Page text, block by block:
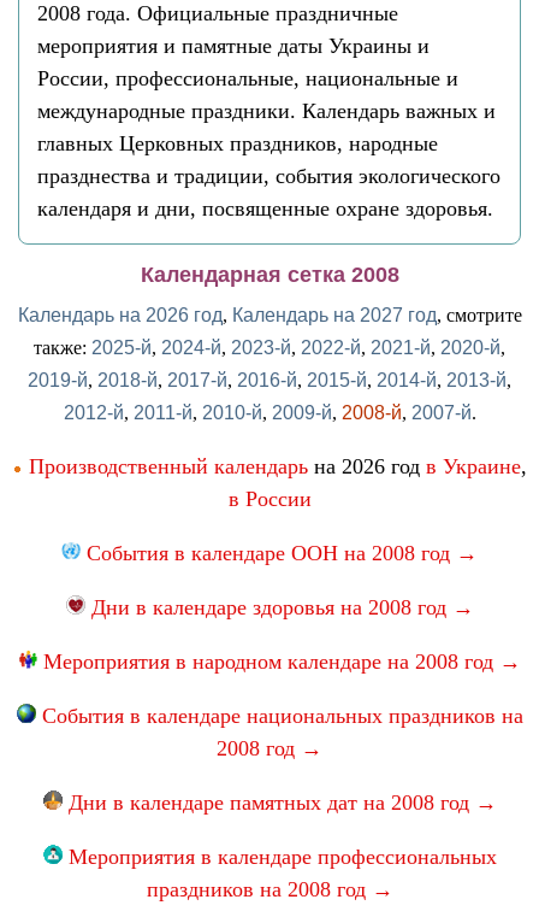
2008 года. Официальные праздничные
мероприятия и памятные даты Украины и
России, профессиональные, национальные и
международные праздники. Календарь важных и
главных Церковных праздников, народные
празднества и традиции, события экологического
календаря и дни, посвященные охране здоровья.
Календарная сетка 2008
Календарь на 2026 год, Календарь на 2027 год, смотрите
также: 2025-й, 2024-й, 2023-й, 2022-й, 2021-й, 2020-й,
2019-й, 2018-й, 2017-й, 2016-й, 2015-й, 2014-й, 2013-й,
2012-й, 2011-й, 2010-й, 2009-й, 2008-й, 2007-й.
Производственный календарьна 2026 год в Украине,
в России
События в календаре ООН на 2008 год →
Дни в календаре здоровья на 2008 год →
Мероприятия в народном календаре на 2008 год →
События в календаре национальных праздников на
2008 год →
Дни в календаре памятных дат на 2008 год →
Мероприятия в календаре профессиональных
праздников на 2008 год →